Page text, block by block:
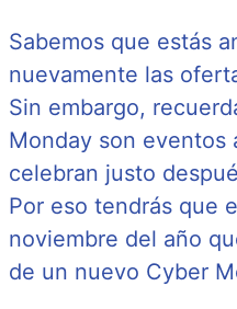
Sabemos que estás
nuevamente las
Sin embargo,
Monday son eventos
celebran justo
Por eso tendrás que
noviembre del año
de un nuevo Cyber